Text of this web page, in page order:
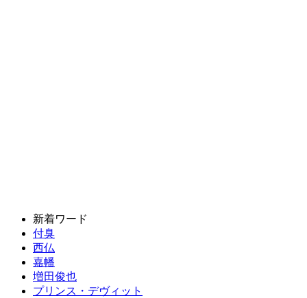
新着ワード
付臭
西仏
嘉幡
増田俊也
プリンス・デヴィット